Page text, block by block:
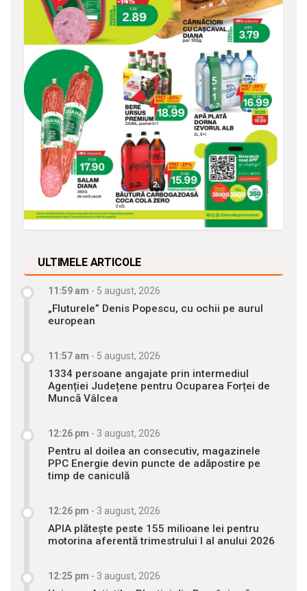
ULTIMELE ARTICOLE
11:59 am - 5 august, 2026
„Fluturele” Denis Popescu, cu ochii pe aurul
european
11:57 am - 5 august, 2026
1334 persoane angajate prin intermediul
Agenției Județene pentru Ocuparea Forței de
Muncă Vâlcea
12:26 pm - 3 august, 2026
Pentru al doilea an consecutiv, magazinele
PPC Energie devin puncte de adăpostire pe
timp de caniculă
12:26 pm - 3 august, 2026
APIA plătește peste 155 milioane lei pentru
motorina aferentă trimestrului I al anului 2026
12:25 pm - 3 august, 2026